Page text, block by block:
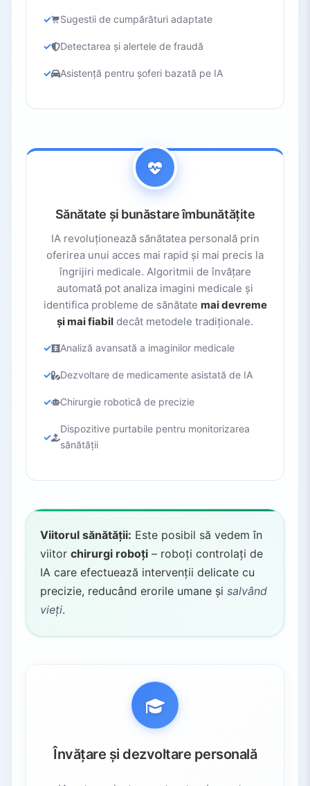
Sugestii de cumpărături adaptate
Detectarea și alertele de fraudă
Asistență pentru șoferi bazată pe IA
Sănătate și bunăstare îmbunătățite
IA revoluționează sănătatea personală prin
oferirea unui acces mai rapid și mai precis la
îngrijiri medicale. Algoritmii de învățare
automată pot analiza imagini medicale și
identifica probleme de sănătate mai devreme
și mai fiabil decât metodele tradiționale.
Analiză avansată a imaginilor medicale
Dezvoltare de medicamente asistată de IA
Chirurgie robotică de precizie
Dispozitive purtabile pentru monitorizarea
sănătății
Viitorul sănătății: Este posibil să vedem în
viitor chirurgi roboți – roboți controlați de
IA care efectuează intervenții delicate cu
precizie, reducând erorile umane și salvând
vieți.
Învățare și dezvoltare personală